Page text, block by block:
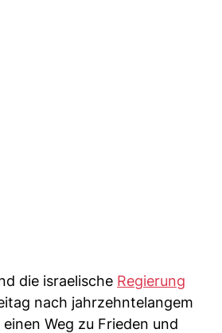
die israelische Regierung
nach jahrzehntelangem
Weg zu Frieden und